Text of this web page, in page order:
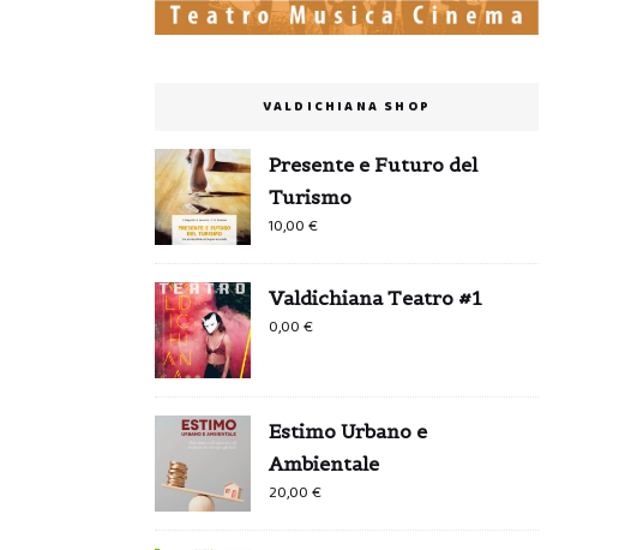
VALDICHIANA SHOP
Presente e Futuro del
Turismo
10,00€
Valdichiana Teatro #1
0,00€
Estimo Urbano e
Ambientale
20,00€